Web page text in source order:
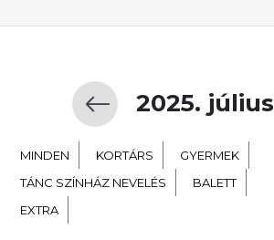
2025. július
MINDEN KORTÁRS
GYERMEK
TÁNC SZÍNHÁZ NEVELÉS
BALETT
EXTRA